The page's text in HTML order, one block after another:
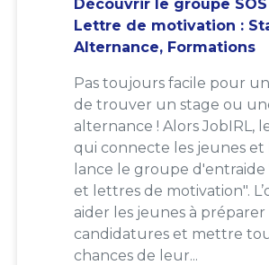
Découvrir le groupe
Lettre de motivation :
Alternance, Formations
Pas toujours facile pour
de trouver un stage ou
alternance ! Alors JobIRL,
qui connecte les jeunes et
lance le groupe d'entraide
et lettres de motivation".
aider les jeunes à
candidatures et mettre
chances de leur...